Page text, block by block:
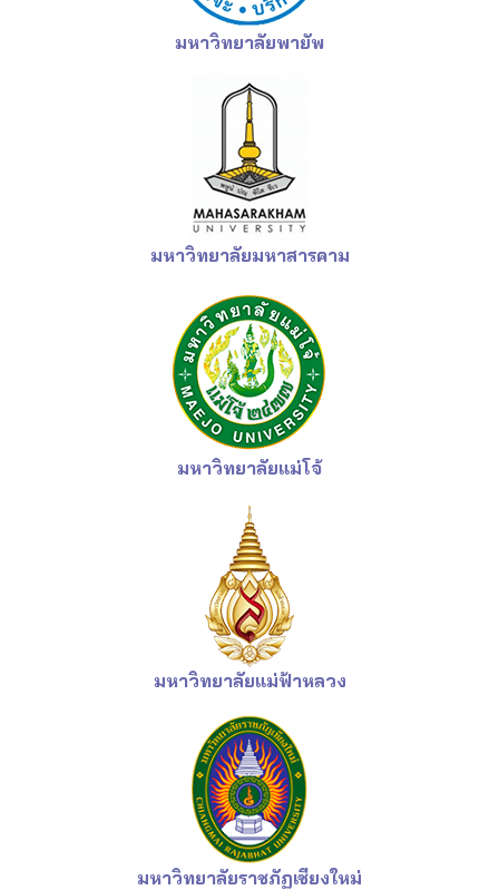
มหาวิทยาลัยพายัพ
มหาวิทยาลัยมหาสารคาม
มหาวิทยาลัยแม่โจ้
มหาวิทยาลัยแม่ฟ้าหลวง
มหาวิทยาลัยราชภัฏเชียงใหม่